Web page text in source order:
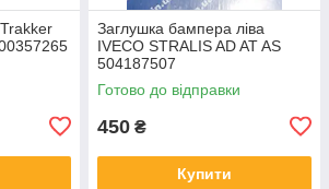
Заглушка бампера ліва
IVECO STRALIS AD AT AS
504187507
Готово до відправки
450 ₴
Купити